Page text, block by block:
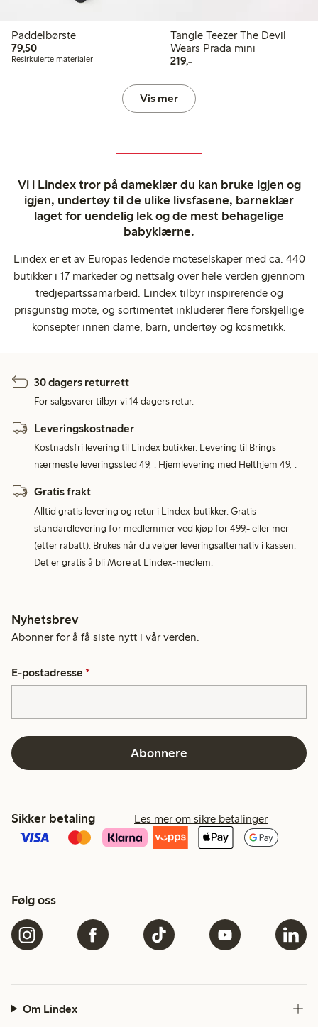
Paddelbørste
79,5079,50 kr
Resirkulerte materialer
Tangle Teezer The Devil
Wears Prada mini
219,-219,00 kr
Vis mer
Vi i Lindex tror på dameklær du kan bruke igjen og
igjen, undertøy til de ulike livsfasene, barneklær
laget for uendelig lek og de mest behagelige
babyklærne.
Lindex er et av Europas ledende moteselskaper med ca. 440
butikker i 17 markeder og nettsalg over hele verden gjennom
tredjepartssamarbeid. Lindex tilbyr inspirerende og
prisgunstig mote, og sortimentet inkluderer flere forskjellige
konsepter innen dame, barn, undertøy og kosmetikk.
30 dagers returrett
For salgsvarer tilbyr vi 14 dagers retur.
Leveringskostnader
Kostnadsfri levering til Lindex butikker. Levering til Brings
nærmeste leveringssted 49,-. Hjemlevering med Helthjem 49,-.
Gratis frakt
Alltid gratis levering og retur i Lindex-butikker. Gratis
standardlevering for medlemmer ved kjøp for 499,- eller mer
(etter rabatt). Brukes når du velger leveringsalternativ i kassen.
Det er gratis å bli More at Lindex-medlem.
Nyhetsbrev
Abonner for å få siste nytt i vår verden.
E-postadresse *
Abonnere
Sikker betaling Les mer om sikre betalinger
Følg oss
Om Lindex